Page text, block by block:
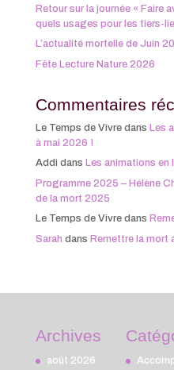
Retour sur la journée « Faire
quels usages pour les tiers-
L’actualité mortelle de Juin
Fête Lecture Nature 2026
Commentaires
Le Temps de Vivredans Les
à mai 2026 !
Addi dans Les animations en
Programme 2025 – Hélène
de la mort 2025
Le Temps de Vivredans
Sarah dans Remettre la mort
Archives
août 2026